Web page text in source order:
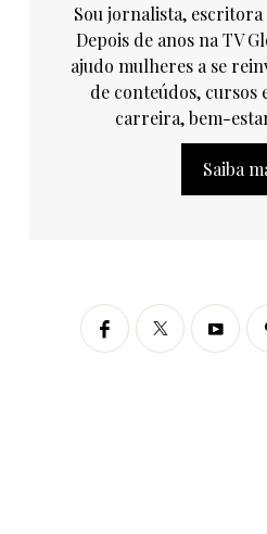
Sou jornalista,
Depois de anos na TV
ajudo mulheres a se
de conteúdos, cursos
carreira, bem-
Saiba